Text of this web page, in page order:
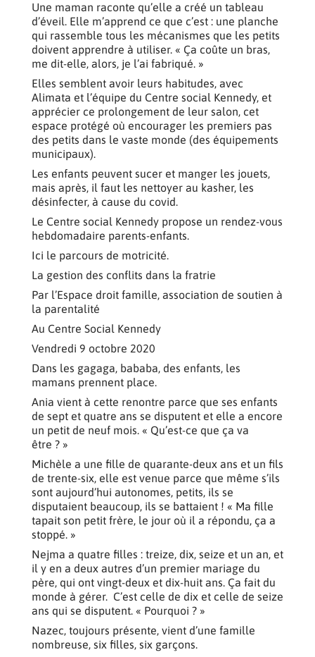
Une maman raconte qu’elle a créé un tableau
d’éveil. Elle m’apprend ce que c’est : une planche
qui rassemble tous les mécanismes que les petits
doivent apprendre à utiliser. « Ça coûte un bras,
me dit-elle, alors, je l’ai fabriqué. »
Elles semblent avoir leurs habitudes, avec
Alimata et l’équipe du Centre social Kennedy, et
apprécier ce prolongement de leur salon, cet
espace protégé où encourager les premiers pas
des petits dans le vaste monde (des équipements
municipaux).
Les enfants peuvent sucer et manger les jouets,
mais après, il faut les nettoyer au kasher, les
désinfecter, à cause du covid.
Le Centre social Kennedy propose un rendez-vous
hebdomadaire parents-enfants.
Ici le parcours de motricité.
La gestion des conflits dans la fratrie
Par l’Espace droit famille, association de soutien à
la parentalité
Au Centre Social Kennedy
Vendredi 9 octobre 2020
Dans les gagaga, bababa, des enfants, les
mamans prennent place.
Ania vient à cette renontre parce que ses enfants
de sept et quatre ans se disputent et elle a encore
un petit de neuf mois. « Qu’est-ce que ça va
être ? »
Michèle a une fille de quarante-deux ans et un fils
de trente-six, elle est venue parce que même s’ils
sont aujourd’hui autonomes, petits, ils se
disputaient beaucoup, ils se battaient ! « Ma fille
tapait son petit frère, le jour où il a répondu, ça a
stoppé. »
Nejma a quatre filles : treize, dix, seize et un an, et
il y en a deux autres d’un premier mariage du
père, qui ont vingt-deux et dix-huit ans. Ça fait du
monde à gérer. C’est celle de dix et celle de seize
ans qui se disputent. « Pourquoi ? »
Nazec, toujours présente, vient d’une famille
nombreuse, six filles, six garçons.